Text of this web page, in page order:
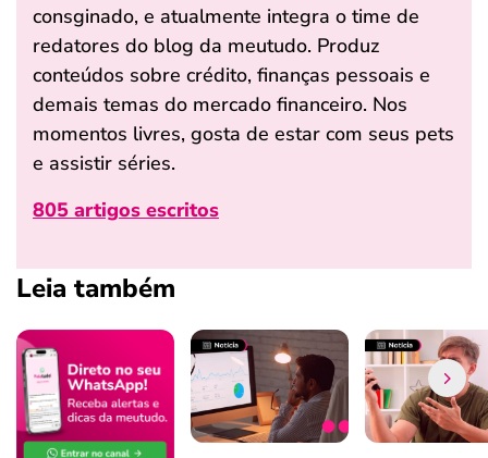
consginado, e atualmente integra o time de
redatores do blog da meutudo. Produz
conteúdos sobre crédito, finanças pessoais e
demais temas do mercado financeiro. Nos
momentos livres, gosta de estar com seus pets
e assistir séries.
805 artigos escritos
Leia também